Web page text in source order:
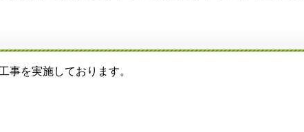
事を実施しております。